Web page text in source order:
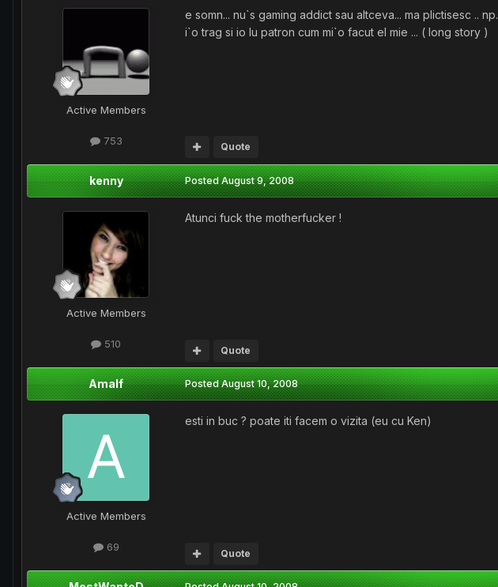
Active Members
753
e somn... nu`s gaming addict sau altceva... ma plictisesc .. np.
i`o trag si io lu patron cum mi`o facut el mie ... ( long story )
Quote
kenny
Active Members
510
PostedAugust 9, 2008
Atunci fuck the motherfucker !
Quote
Amalf
Active Members
69
PostedAugust 10, 2008
esti in buc ? poate iti facem o vizita (eu cu Ken)
Quote